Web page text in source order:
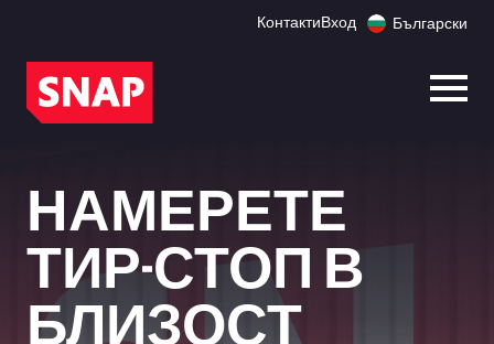
КонтактиВход Български
НАМЕРЕТЕ
ТИР-СТОП В
БЛИЗОСТ